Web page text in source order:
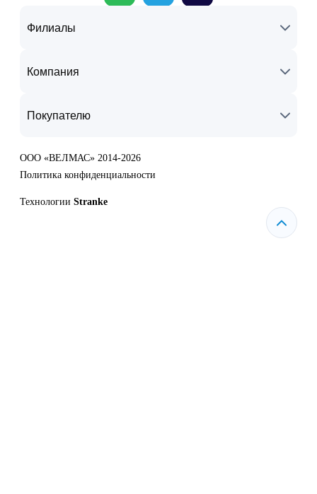
Филиалы
Компания
Покупателю
ООО «ВЕЛМАС» 2014-2026
Политика конфиденциальности
Технологии Stranke